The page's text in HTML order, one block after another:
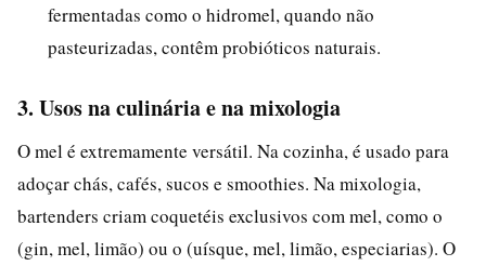
fermentadas como o hidromel, quando não
pasteurizadas, contêm probióticos naturais.
3. Usos na culinária e na mixologia
O mel é extremamente versátil. Na cozinha, é usado para
adoçar chás, cafés, sucos e smoothies. Na mixologia,
bartenders criam coquetéis exclusivos com mel, como o
(gin, mel, limão) ou o (uísque, mel, limão, especiarias). O